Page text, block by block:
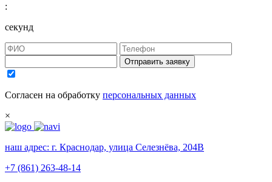
:
секунд
Отправить заявку
Согласен на обработку персональных данных
×
наш адрес: г. Краснодар, улица Селезнёва, 204В
+7 (861) 263-48-14